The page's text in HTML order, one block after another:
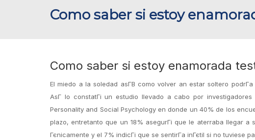
Como saber si estoy
Como saber si estoy enamorada
El miedo a la soledad asГ­В­ como volver an estar soltero
AsГ­ lo constatГі un estudio llevado a cabo por
Personality and Social Psychology en donde un 40% de los
plazo, entretanto que un 18% asegurГі que le aterraba llegar
Гєnicamente y el 7% indicГі que se sentirГ­a inГєtil si no tuviese